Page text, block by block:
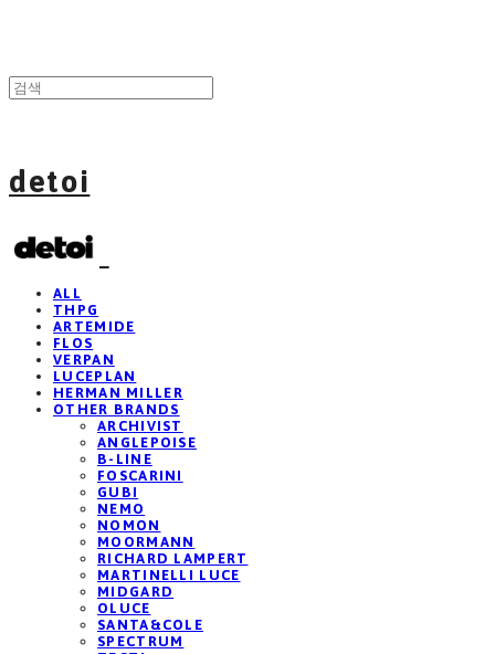
detoi
ALL
THPG
ARTEMIDE
FLOS
VERPAN
LUCEPLAN
HERMAN MILLER
OTHER BRANDS
ARCHIVIST
ANGLEPOISE
B-LINE
FOSCARINI
GUBI
NEMO
NOMON
MOORMANN
RICHARD LAMPERT
MARTINELLI LUCE
MIDGARD
OLUCE
SANTA&COLE
SPECTRUM